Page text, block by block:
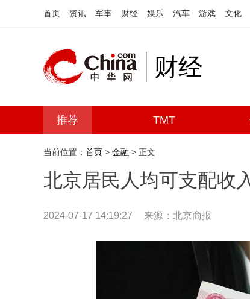
首页 资讯 军事 财经 娱乐 汽车 游戏 文化
财经
推荐 TMT
当前位置： 首页 > 金融 > 正文
北京居民人均可支配收
2024-07-17 14:19:27 来源：北京商报